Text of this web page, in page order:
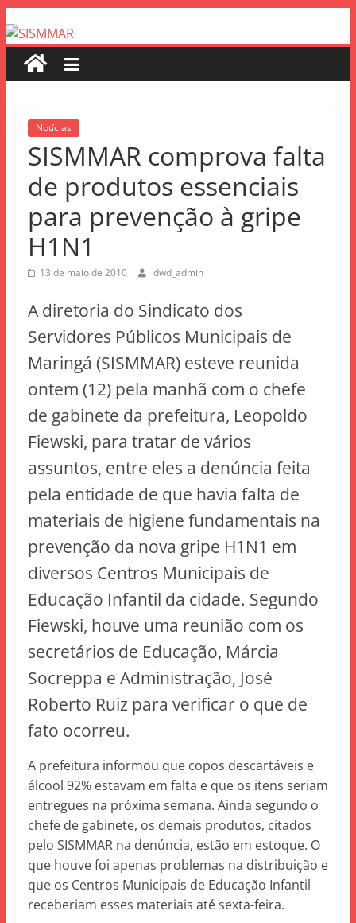
Notícias
SISMMAR comprova falta
de produtos essenciais
para prevenção à gripe
H1N1
13 de maio de 2010 dwd_admin
A diretoria do Sindicato dos
Servidores Públicos Municipais de
Maringá (SISMMAR) esteve reunida
ontem (12) pela manhã com o chefe
de gabinete da prefeitura, Leopoldo
Fiewski, para tratar de vários
assuntos, entre eles a denúncia feita
pela entidade de que havia falta de
materiais de higiene fundamentais na
prevenção da nova gripe H1N1 em
diversos Centros Municipais de
Educação Infantil da cidade. Segundo
Fiewski, houve uma reunião com os
secretários de Educação, Márcia
Socreppa e Administração, José
Roberto Ruiz para verificar o que de
fato ocorreu.
A prefeitura informou que copos descartáveis e
álcool 92% estavam em falta e que os itens seriam
entregues na próxima semana. Ainda segundo o
chefe de gabinete, os demais produtos, citados
pelo SISMMAR na denúncia, estão em estoque. O
que houve foi apenas problemas na distribuição e
que os Centros Municipais de Educação Infantil
receberiam esses materiais até sexta-feira.